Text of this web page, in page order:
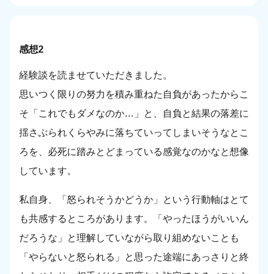
感想2
経験談を読ませていただきました。
思いつく限りの努力を積み重ねた自負があったからこ
そ「これでもダメなのか…」と、自負と結果の落差に
揺さぶられくらやみに落ちていってしまいそうなとこ
ろを、必死に踏みとどまっている感覚なのかなと想像
しています。
私自身、「怒られそうかどうか」という行動軸はとて
も共感するところがあります。「やったほうがいいん
だろうな」と理解していながら取り組めないことも
「やらないと怒られる」と思った途端にあっさりと終